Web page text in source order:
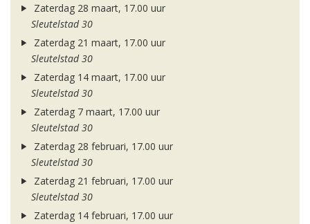
Zaterdag 28 maart, 17.00 uur
Sleutelstad 30
Zaterdag 21 maart, 17.00 uur
Sleutelstad 30
Zaterdag 14 maart, 17.00 uur
Sleutelstad 30
Zaterdag 7 maart, 17.00 uur
Sleutelstad 30
Zaterdag 28 februari, 17.00 uur
Sleutelstad 30
Zaterdag 21 februari, 17.00 uur
Sleutelstad 30
Zaterdag 14 februari, 17.00 uur